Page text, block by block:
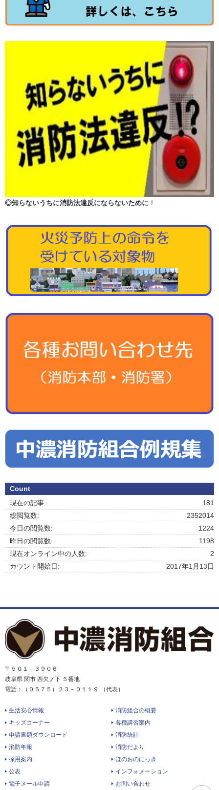
◎知らないうちに消防法違反にならないために ！
Count
181
現在の記事:
2352014
総閲覧数:
1224
今日の閲覧数:
1198
昨日の閲覧数:
2
現在オンライン中の人数:
2017年1月13日
カウント開始日:
〒５０１－３９０６
岐阜県 関市 西欠ノ下 ５番地
電話：（０５７５）２３－０１１９ （代表）
生活安心情報
消防組合の概要
キッズコーナー
各種講習案内
申請書類ダウンロード
消防統計
消防年報
消防だより
採用案内
ほのおのにっき
公表
インフォメーション
電子メール申請
お問い合わせ